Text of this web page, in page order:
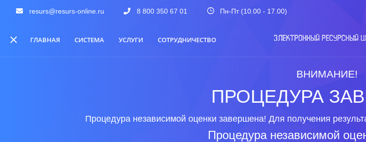
resurs@resurs-online.ru 8 800 350 67 01 Пн-Пт (10.00 - 17.00)
ГЛАВНАЯ СИСТЕМА УСЛУГИ СОТРУДНИЧЕСТВО
ВНИМАНИЕ!
ПРОЦЕДУРА
Процедура независимой оценки завершена! Для получения
Процедура независимой